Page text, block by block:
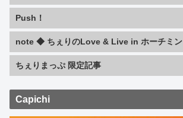
Push！
note ◆ ちぇりのLove & Live in ホーチミン
ちぇりまっぷ 限定記事
Capichi